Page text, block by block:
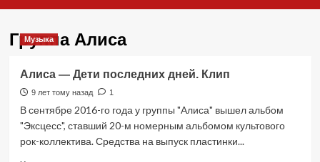
Группа Алиса
Музыка
Алиса — Дети последних дней. Клип
9 лет тому назад 1
В сентябре 2016-го года у группы "Алиса" вышел альбом
"Эксцесс", ставший 20-м номерным альбомом культового
рок-коллектива. Средства на выпуск пластинки...